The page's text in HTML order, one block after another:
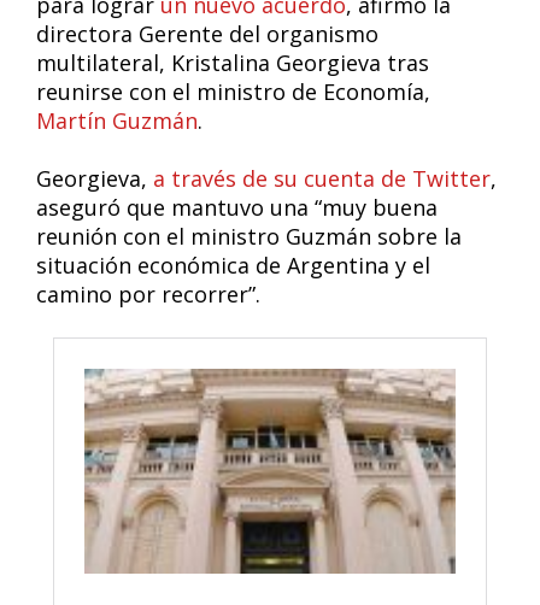
directora Gerente del organismo
multilateral, Kristalina Georgieva tras
reunirse con el ministro de Economía,
Martín Guzmán.
Georgieva, a través de su cuenta de Twitter,
aseguró que mantuvo una “muy buena
reunión con el ministro Guzmán sobre la
situación económica de Argentina y el
camino por recorrer”.